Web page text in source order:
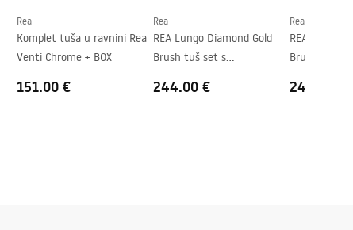
Rea
Komplet tuša u ravnini Rea
Venti Chrome + BOX
151.00 €
Rea
REA Lungo Diamond Gold
Brush tuš set s
244.00 €
Rea
REA Lungo
Brush tuš
249.00 €